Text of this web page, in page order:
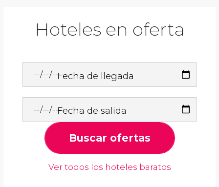
Hoteles en oferta
Fecha de llegada
Fecha de salida
Buscar ofertas
Ver todos los hoteles baratos